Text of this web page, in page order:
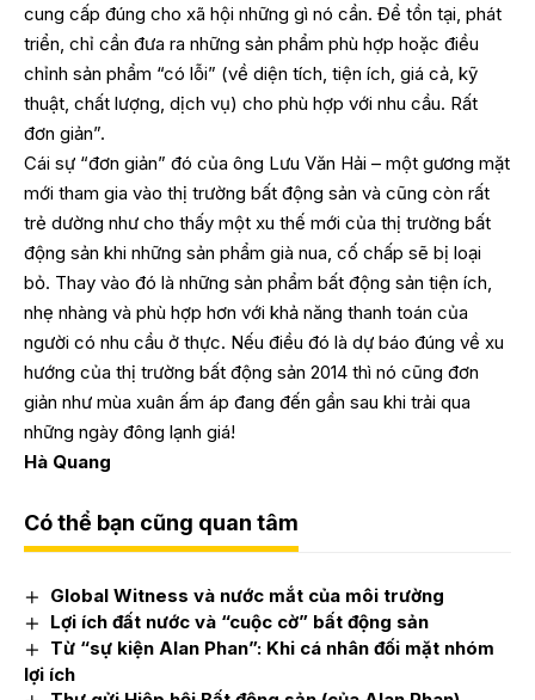
cung cấp đúng cho xã hội những gì nó cần. Để tồn tại, phát
triển, chỉ cần đưa ra những sản phẩm phù hợp hoặc điều
chỉnh sản phẩm “có lỗi” (về diện tích, tiện ích, giá cả, kỹ
thuật, chất lượng, dịch vụ) cho phù hợp với nhu cầu. Rất
đơn giản”.
Cái sự “đơn giản” đó của ông Lưu Văn Hải – một gương mặt
mới tham gia vào thị trường bất động sản và cũng còn rất
trẻ dường như cho thấy một xu thế mới của thị trường bất
động sản khi những sản phẩm già nua, cố chấp sẽ bị loại
bỏ. Thay vào đó là những sản phẩm bất động sản tiện ích,
nhẹ nhàng và phù hợp hơn với khả năng thanh toán của
người có nhu cầu ở thực. Nếu điều đó là dự báo đúng về xu
hướng của thị trường bất động sản 2014 thì nó cũng đơn
giản như mùa xuân ấm áp đang đến gần sau khi trải qua
những ngày đông lạnh giá!
Hà Quang
Có thể bạn cũng quan tâm
Global Witness và nước mắt của môi trường
Lợi ích đất nước và “cuộc cờ” bất động sản
Từ “sự kiện Alan Phan”: Khi cá nhân đối mặt nhóm
lợi ích